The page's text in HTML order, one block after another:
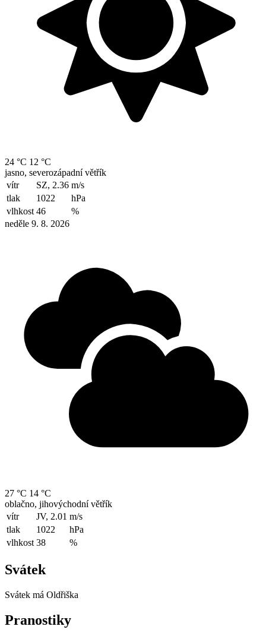
24 °C 12 °C
jasno, severozápadní větřík
vítr
SZ, 2.36 m/s
tlak
1022
hPa
vlhkost 46
%
neděle 9. 8. 2026
27 °C 14 °C
oblačno, jihovýchodní větřík
vítr
JV, 2.01 m/s
tlak
1022
hPa
vlhkost 38 %
Svátek
Svátek má Oldřiška
Pranostiky